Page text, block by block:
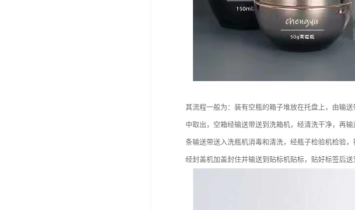
其流程一般为：装有空瓶的箱子堆放在托盘上，由输
中取出，空箱经输送带送到洗箱机，经清洗干净，再
条输送带送入洗瓶机消毒和清洗，经瓶子检验机检验
经封盖机加盖封住并输送到贴标机贴标，贴好标签后